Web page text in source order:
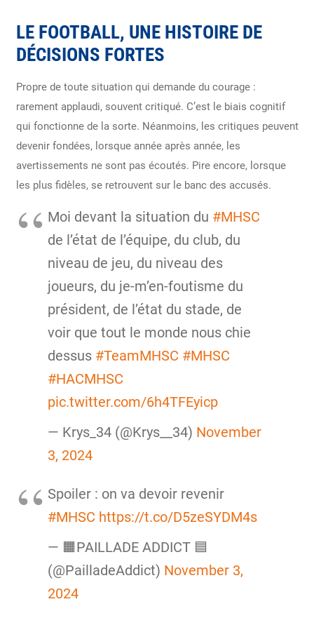
LE FOOTBALL, UNE HISTOIRE DE
DÉCISIONS FORTES
Propre de toute situation qui demande du courage :
rarement applaudi, souvent critiqué. C’est le biais cognitif
qui fonctionne de la sorte. Néanmoins, les critiques peuvent
devenir fondées, lorsque année après année, les
avertissements ne sont pas écoutés. Pire encore, lorsque
les plus fidèles, se retrouvent sur le banc des accusés.
Moi devant la situation du #MHSC
de l’état de l’équipe, du club, du
niveau de jeu, du niveau des
joueurs, du je-m’en-foutisme du
président, de l’état du stade, de
voir que tout le monde nous chie
dessus #TeamMHSC #MHSC
#HACMHSC
pic.twitter.com/6h4TFEyicp
— Krys_34 (@Krys__34) November
3, 2024
Spoiler : on va devoir revenir
#MHSC https://t.co/D5zeSYDM4s
— 🟧PAILLADE ADDICT 🟦
(@PailladeAddict) November 3,
2024